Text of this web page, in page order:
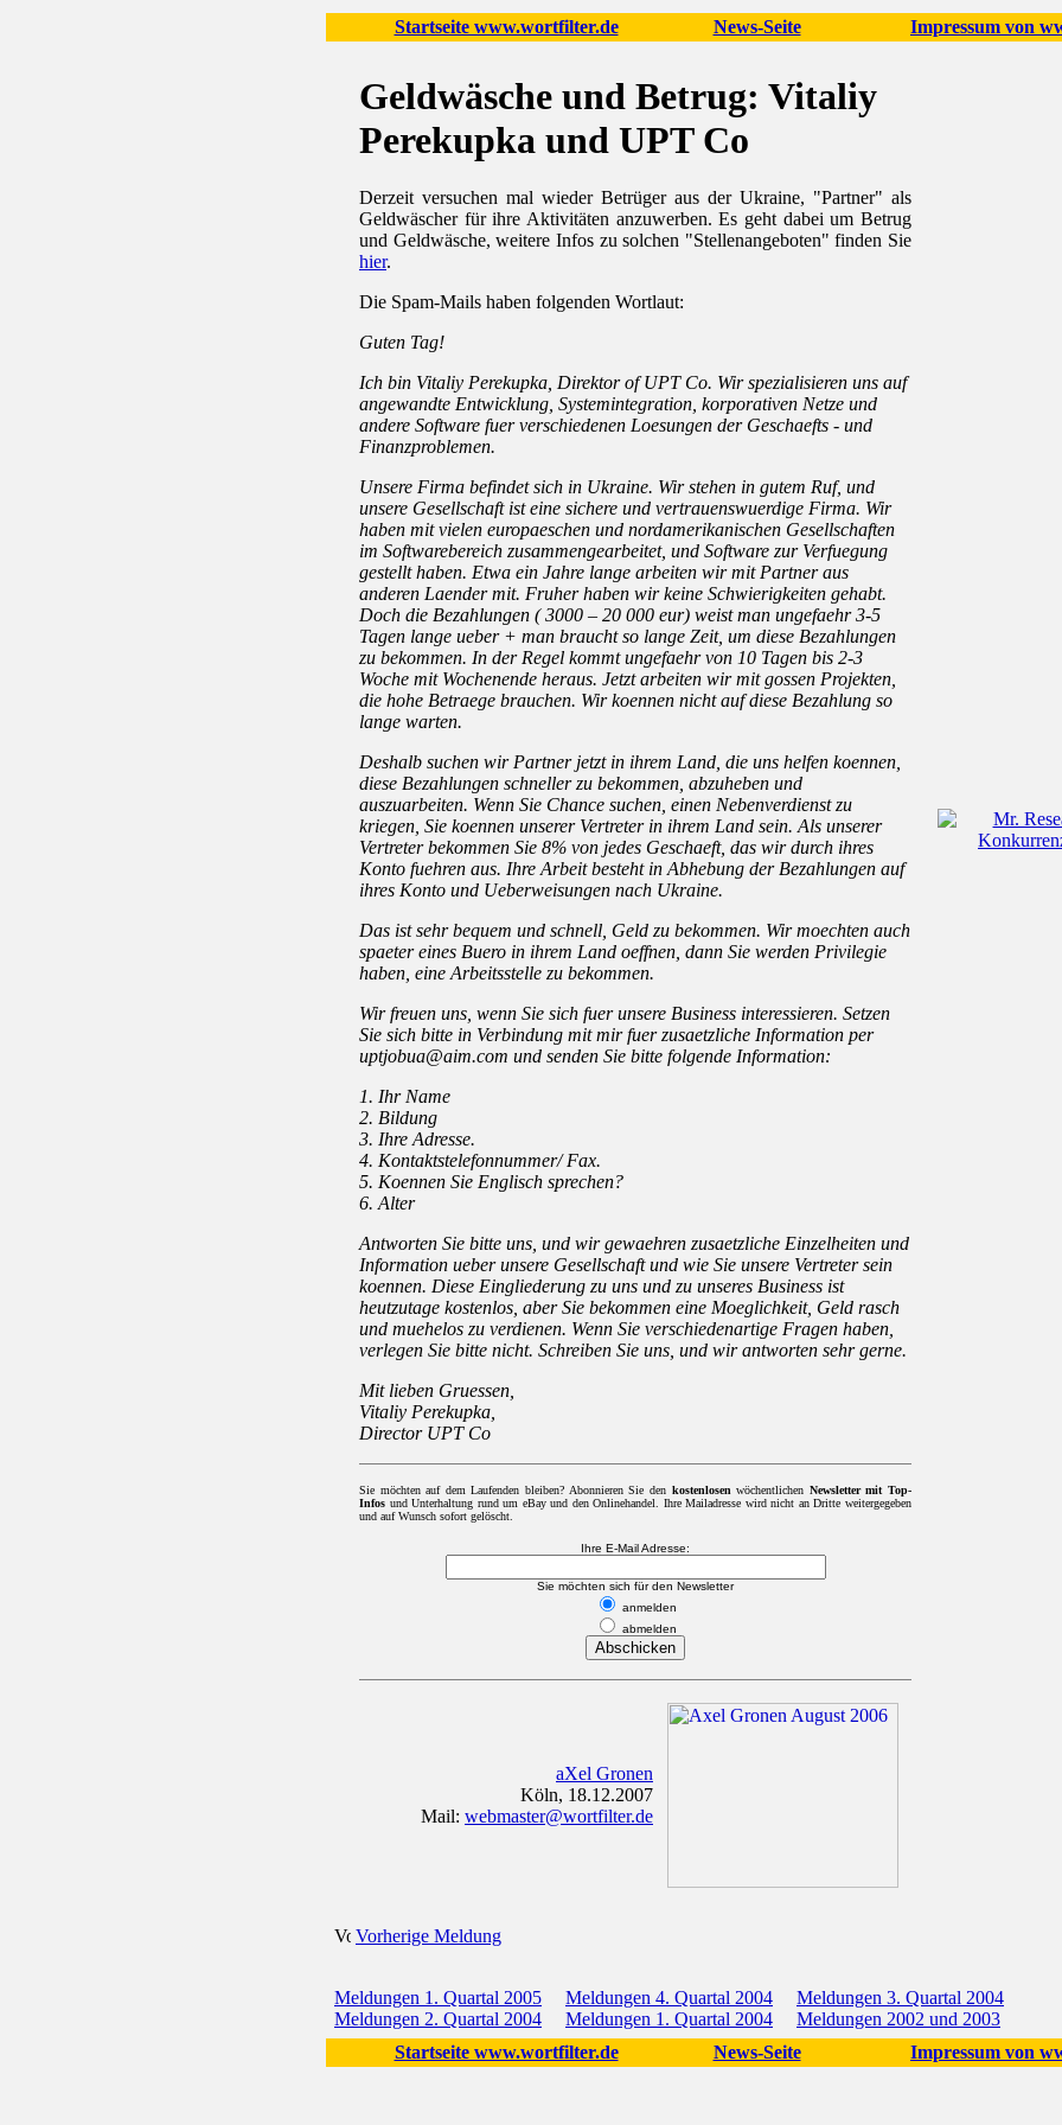
Startseite www.wortfilter.de News-Seite Impressum von
Geldwäsche und Betrug: Vitaliy
Perekupka und UPT Co
Derzeit versuchen mal wieder Betrüger aus der Ukraine, "Partner" als
Geldwäscher für ihre Aktivitäten anzuwerben. Es geht dabei um Betrug
und Geldwäsche, weitere Infos zu solchen "Stellenangeboten" finden Sie
hier.
Die Spam-Mails haben folgenden Wortlaut:
Guten Tag!
Ich bin Vitaliy Perekupka, Direktor of UPT Co. Wir spezialisieren uns auf
angewandte Entwicklung, Systemintegration, korporativen Netze und
andere Software fuer verschiedenen Loesungen der Geschaefts - und
Finanzproblemen.
Unsere Firma befindet sich in Ukraine. Wir stehen in gutem Ruf, und
unsere Gesellschaft ist eine sichere und vertrauenswuerdige Firma. Wir
haben mit vielen europaeschen und nordamerikanischen Gesellschaften
im Softwarebereich zusammengearbeitet, und Software zur Verfuegung
gestellt haben. Etwa ein Jahre lange arbeiten wir mit Partner aus
anderen Laender mit. Fruher haben wir keine Schwierigkeiten gehabt.
Doch die Bezahlungen ( 3000 – 20 000 eur) weist man ungefaehr 3-5
Tagen lange ueber + man braucht so lange Zeit, um diese Bezahlungen
zu bekommen. In der Regel kommt ungefaehr von 10 Tagen bis 2-3
Woche mit Wochenende heraus. Jetzt arbeiten wir mit gossen Projekten,
die hohe Betraege brauchen. Wir koennen nicht auf diese Bezahlung so
lange warten.
Deshalb suchen wir Partner jetzt in ihrem Land, die uns helfen koennen,
diese Bezahlungen schneller zu bekommen, abzuheben und
auszuarbeiten. Wenn Sie Chance suchen, einen Nebenverdienst zu
kriegen, Sie koennen unserer Vertreter in ihrem Land sein. Als unserer
Vertreter bekommen Sie 8% von jedes Geschaeft, das wir durch ihres
Konto fuehren aus. Ihre Arbeit besteht in Abhebung der Bezahlungen auf
ihres Konto und Ueberweisungen nach Ukraine.
Das ist sehr bequem und schnell, Geld zu bekommen. Wir moechten auch
spaeter eines Buero in ihrem Land oeffnen, dann Sie werden Privilegie
haben, eine Arbeitsstelle zu bekommen.
Wir freuen uns, wenn Sie sich fuer unsere Business interessieren. Setzen
Sie sich bitte in Verbindung mit mir fuer zusaetzliche Information per
uptjobua@aim.com und senden Sie bitte folgende Information:
1. Ihr Name
2. Bildung
3. Ihre Adresse.
4. Kontaktstelefonnummer/ Fax.
5. Koennen Sie Englisch sprechen?
6. Alter
Antworten Sie bitte uns, und wir gewaehren zusaetzliche Einzelheiten und
Information ueber unsere Gesellschaft und wie Sie unsere Vertreter sein
koennen. Diese Eingliederung zu uns und zu unseres Business ist
heutzutage kostenlos, aber Sie bekommen eine Moeglichkeit, Geld rasch
und muehelos zu verdienen. Wenn Sie verschiedenartige Fragen haben,
verlegen Sie bitte nicht. Schreiben Sie uns, und wir antworten sehr gerne.
Mit lieben Gruessen,
Vitaliy Perekupka,
Director UPT Co
Sie möchten auf dem Laufenden bleiben? Abonnieren Sie den kostenlosenwöchentlichen Newsletter mit Top-
Infos und Unterhaltung rund um eBay und den Onlinehandel. Ihre Mailadresse wird nicht an Dritte weitergegeben
und auf Wunsch sofort gelöscht.
Ihre E-Mail Adresse:
Sie möchten sich für den Newsletter
anmelden
abmelden
aXel Gronen
Köln, 18.12.2007
Mail: webmaster@wortfilter.de
Vorherige Meldung
Meldungen 1. Quartal 2005 Meldungen 4. Quartal 2004
Meldungen 3. Quartal 2004
Meldungen 2. Quartal 2004
Meldungen 1. Quartal 2004
Meldungen 2002 und 2003
Startseite www.wortfilter.de
News-Seite Impressum von